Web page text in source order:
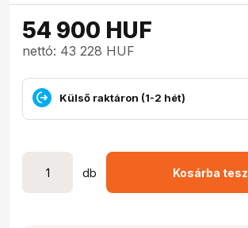
54 900 HUF
nettó: 43 228 HUF
Külső raktáron (1-2 hét)
db Kosárba tesz